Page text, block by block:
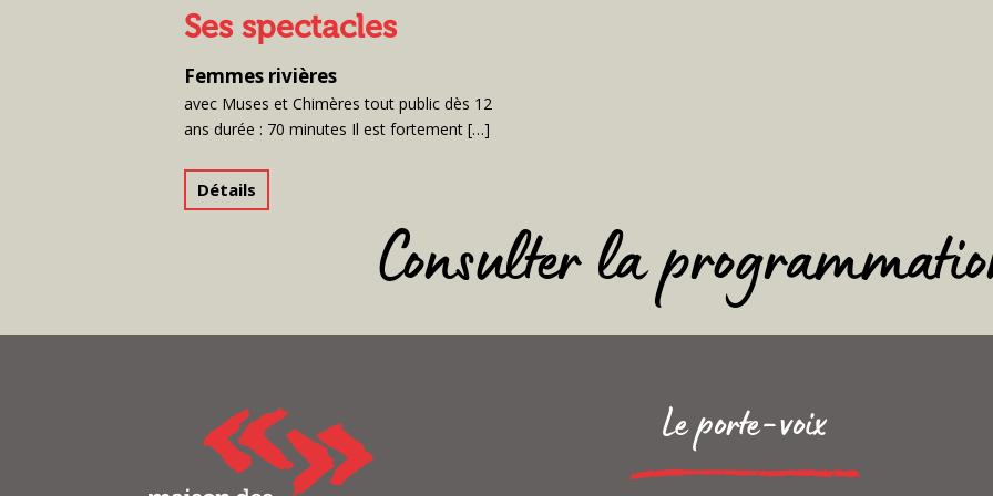
Ses spectacles
Femmes rivières
avec Muses et Chimères tout public dès 12
ans durée : 70 minutes Il est fortement […]
Détails
Consulter la
Le porte-voix